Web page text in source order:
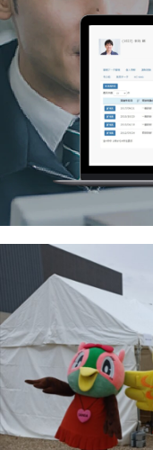
お役立ちサイト